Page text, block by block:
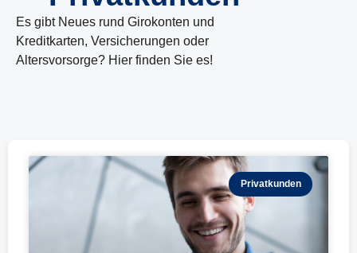
Es gibt Neues rund Girokonten und
Kreditkarten, Versicherungen oder
Altersvorsorge? Hier finden Sie es!
Privatkunden
SeiteSeite